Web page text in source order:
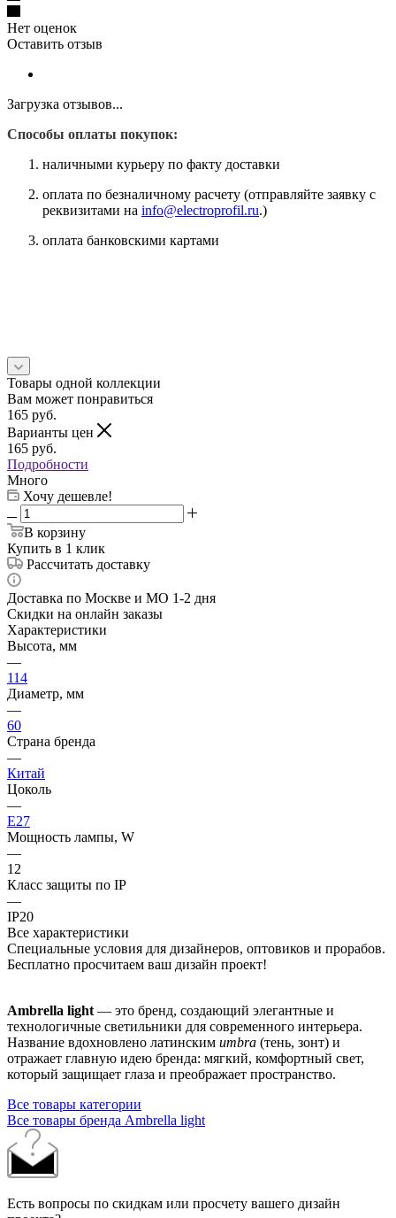
Нет оценок
Оставить отзыв
Загрузка отзывов...
Способы оплаты покупок:
наличными курьеру по факту доставки
оплата по безналичному расчету (отправляйте заявку с
реквизитами на info@electroprofil.ru.)
оплата банковскими картами
Товары одной коллекции
Вам может понравиться
165 руб.
Варианты цен
165 руб.
Подробности
Много
Хочу дешевле!
В корзину
Купить в 1 клик
Рассчитать доставку
Доставка по Москве и МО 1-2 дня
Скидки на онлайн заказы
Характеристики
Высота, мм
—
114
Диаметр, мм
—
60
Страна бренда
—
Китай
Цоколь
—
E27
Мощность лампы, W
—
12
Класс защиты по IP
—
IP20
Все характеристики
Специальные условия для дизайнеров, оптовиков и прорабов.
Бесплатно просчитаем ваш дизайн проект!
Ambrella light — это бренд, создающий элегантные и
технологичные светильники для современного интерьера.
Название вдохновлено латинским umbra (тень, зонт) и
отражает главную идею бренда: мягкий, комфортный свет,
который защищает глаза и преображает пространство.
Все товары категории
Все товары бренда Ambrella light
Есть вопросы по скидкам или просчету вашего дизайн